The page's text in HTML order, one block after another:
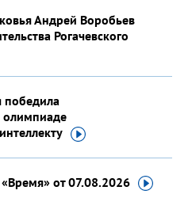
Андрей Воробьев
Рогачевского
победила
интеллекту
от 07.08.2026